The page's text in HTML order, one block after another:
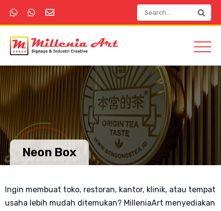
Neon Box
Ingin membuat toko, restoran, kantor, klinik, atau tempat
usaha lebih mudah ditemukan? MilleniaArt menyediakan